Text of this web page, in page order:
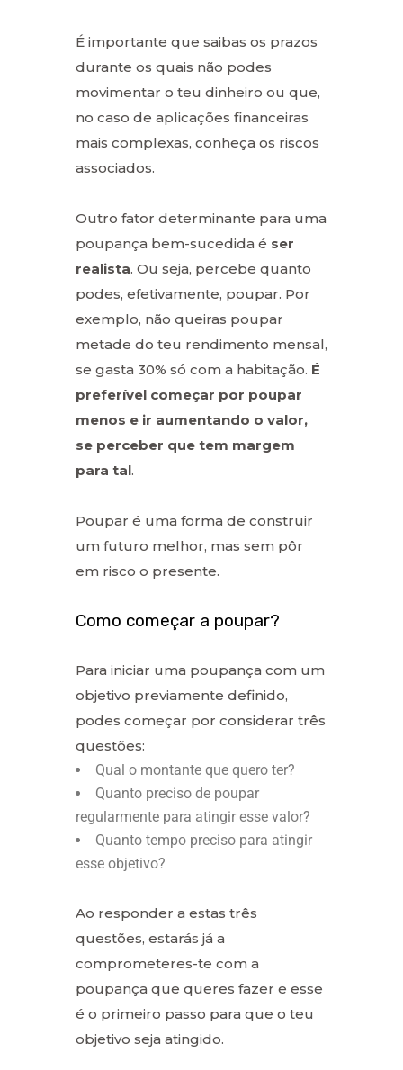
É importante que saibas os prazos
durante os quais não podes
movimentar o teu dinheiro ou que,
no caso de aplicações financeiras
mais complexas, conheça os riscos
associados.
Outro fator determinante para uma
poupança bem-sucedida é ser
realista. Ou seja, percebe quanto
podes, efetivamente, poupar. Por
exemplo, não queiras poupar
metade do teu rendimento mensal,
se gasta 30% só com a habitação. É
preferível começar por poupar
menos e ir aumentando o valor,
se perceber que tem margem
para tal.
Poupar é uma forma de construir
um futuro melhor, mas sem pôr
em risco o presente.
Como começar a poupar?
Para iniciar uma poupança com um
objetivo previamente definido,
podes começar por considerar três
questões:
Qual o montante que quero ter?
Quanto preciso de poupar
regularmente para atingir esse valor?
Quanto tempo preciso para atingir
esse objetivo?
Ao responder a estas três
questões, estarás já a
comprometeres-te com a
poupança que queres fazer e esse
é o primeiro passo para que o teu
objetivo seja atingido.